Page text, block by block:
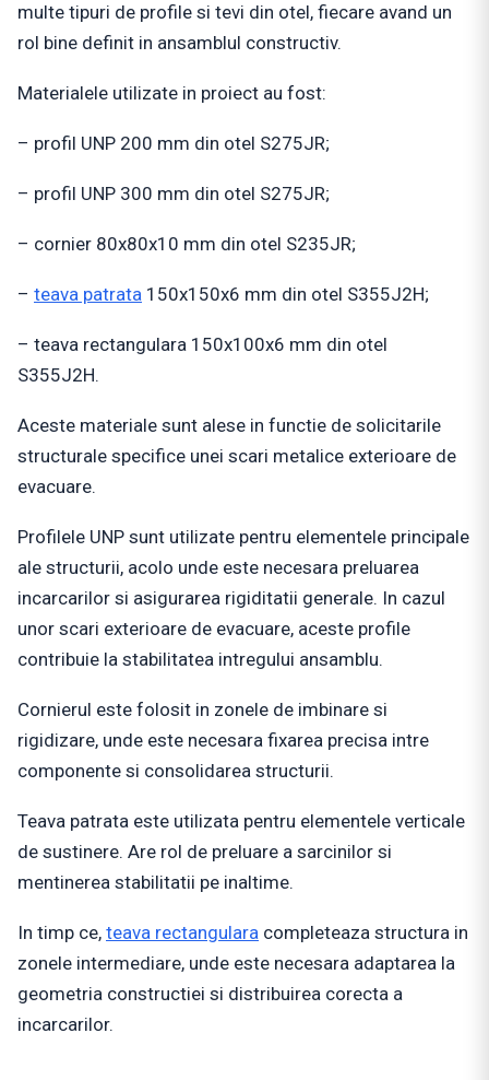
multe tipuri de profile si tevi din otel, fiecare avand un
rol bine definit in ansamblul constructiv.
Materialele utilizate in proiect au fost:
– profil UNP 200 mm din otel S275JR;
– profil UNP 300 mm din otel S275JR;
– cornier 80x80x10 mm din otel S235JR;
– teava patrata 150x150x6 mm din otel S355J2H;
– teava rectangulara 150x100x6 mm din otel
S355J2H.
Aceste materiale sunt alese in functie de solicitarile
structurale specifice unei scari metalice exterioare de
evacuare.
Profilele UNP sunt utilizate pentru elementele principale
ale structurii, acolo unde este necesara preluarea
incarcarilor si asigurarea rigiditatii generale. In cazul
unor scari exterioare de evacuare, aceste profile
contribuie la stabilitatea intregului ansamblu.
Cornierul este folosit in zonele de imbinare si
rigidizare, unde este necesara fixarea precisa intre
componente si consolidarea structurii.
Teava patrata este utilizata pentru elementele verticale
de sustinere. Are rol de preluare a sarcinilor si
mentinerea stabilitatii pe inaltime.
In timp ce, teava rectangulara completeaza structura in
zonele intermediare, unde este necesara adaptarea la
geometria constructiei si distribuirea corecta a
incarcarilor.